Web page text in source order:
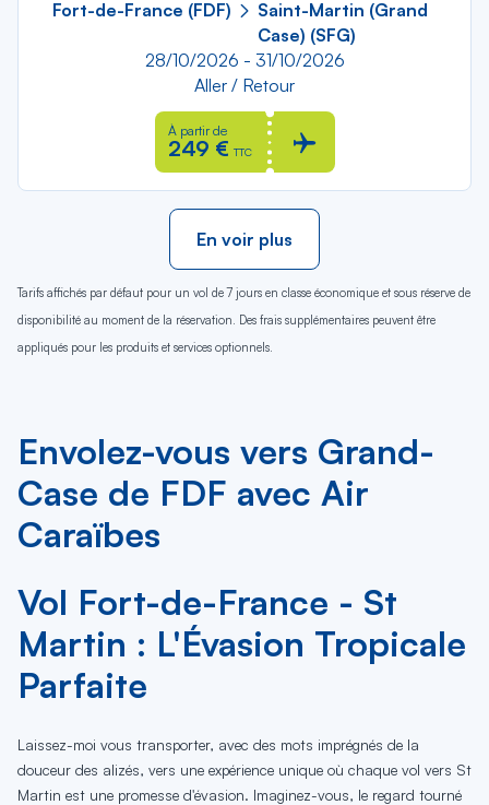
Fort-de-France (FDF)
Saint-Martin (Grand
Case) (SFG)
28/10/2026 - 31/10/2026
Aller / Retour
À partir de
249 € TTC
En voir plus
Tarifs affichés par défaut pour un vol de 7 jours en classe économique et sous réserve de
disponibilité au moment de la réservation. Des frais supplémentaires peuvent être
appliqués pour les produits et services optionnels.
Envolez-vous vers Grand-
Case de FDF avec Air
Caraïbes
Vol Fort-de-France - St
Martin : L'Évasion Tropicale
Parfaite
Laissez-moi vous transporter, avec des mots imprégnés de la
douceur des alizés, vers une expérience unique où chaque vol vers St
Martin est une promesse d'évasion. Imaginez-vous, le regard tourné